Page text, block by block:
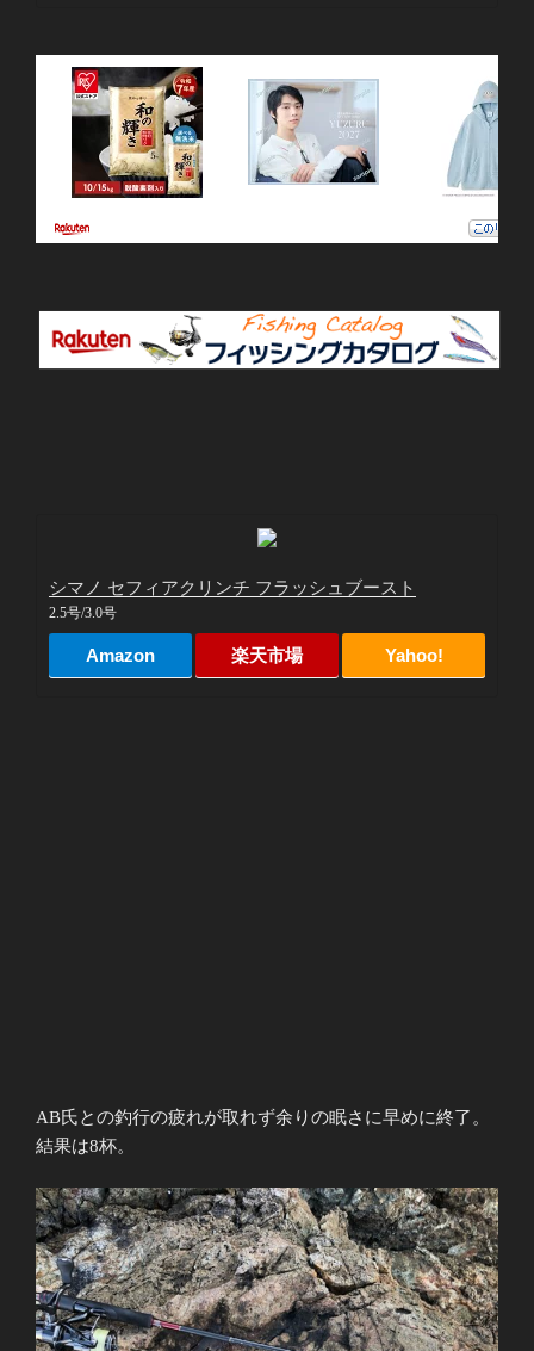
シマノ セフィアクリンチ フラッシュブースト
2.5号/3.0号
Amazon 楽天市場 Yahoo!
AB氏との釣行の疲れが取れず余りの眠さに早めに終了。
結果は8杯。